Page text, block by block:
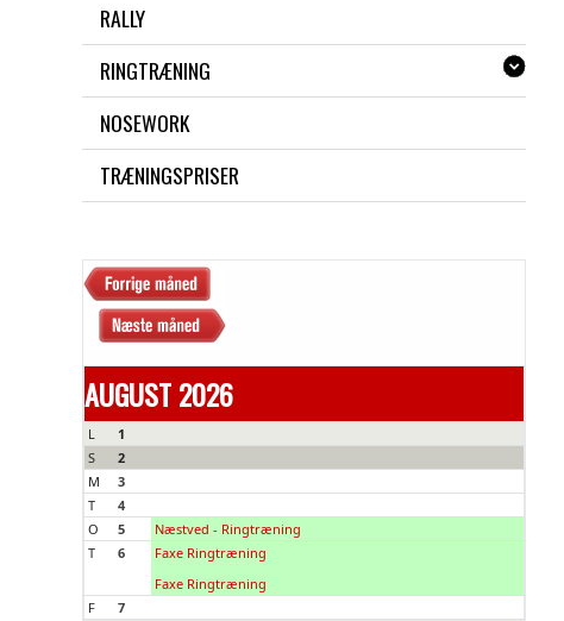
RALLY
RINGTRÆNING
NOSEWORK
TRÆNINGSPRISER
AUGUST 2026
L
1
S
2
M
3
T
4
O
5
Næstved - Ringtræning
T
6
Faxe Ringtræning
Faxe Ringtræning
F
7